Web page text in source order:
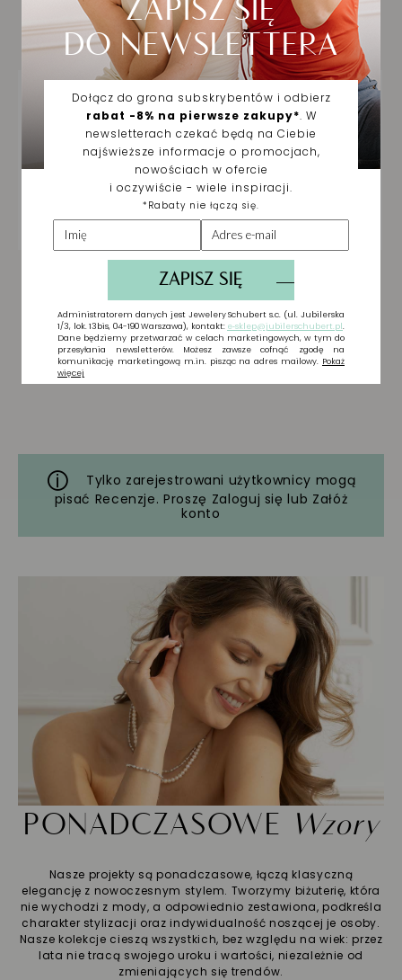
Ciebie
Tylko zarejestrowani użytkownicy mogą
pisać Recenzje. Proszę Zaloguj się lub Załóż
konto
PONADCZASOWE Wzory
Nasze projekty są ponadczasowe, łączą klasyczną
elegancję z nowoczesnym stylem. Tworzymy biżuterię, która
nie wychodzi z mody, a odpowiednio zestawiona, podkreśla
charakter stylizacji oraz indywidualność noszącej je osoby.
Nasze kolekcje cieszą wszystkich, bez względu na wiek: przez
lata nie tracą swojego uroku i wartości, niezależnie od
zmieniających się trendów.